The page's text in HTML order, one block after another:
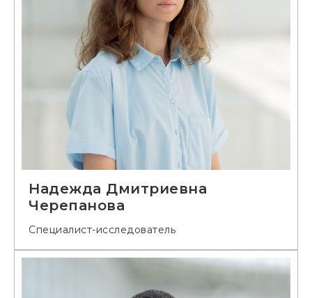
Надежда Дмитриевна
Черепанова
Специалист-исследователь